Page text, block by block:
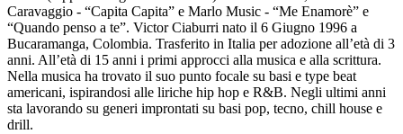
Caravaggio - “Capita Capita” e Marlo Music - “Me Enamorè” e
“Quando penso a te”. Victor Ciaburri nato il 6 Giugno 1996 a
Bucaramanga, Colombia. Trasferito in Italia per adozione all’età di 3
anni. All’età di 15 anni i primi approcci alla musica e alla scrittura.
Nella musica ha trovato il suo punto focale su basi e type beat
americani, ispirandosi alle liriche hip hop e R&B. Negli ultimi anni
sta lavorando su generi improntati su basi pop, tecno, chill house e
drill.